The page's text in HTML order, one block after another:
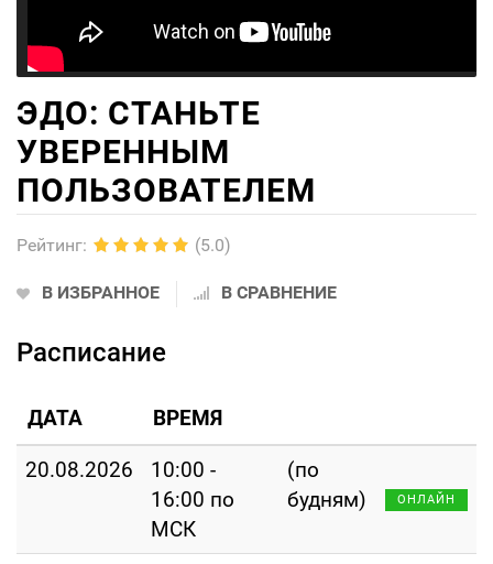
ЭДО: СТАНЬТЕ
УВЕРЕННЫМ
ПОЛЬЗОВАТЕЛЕМ
Рейтинг: (5.0)
В ИЗБРАННОЕ В СРАВНЕНИЕ
Расписание
ДАТА ВРЕМЯ
20.08.2026
10:00 -
16:00 по
МСК
(по
будням)
ОНЛАЙН